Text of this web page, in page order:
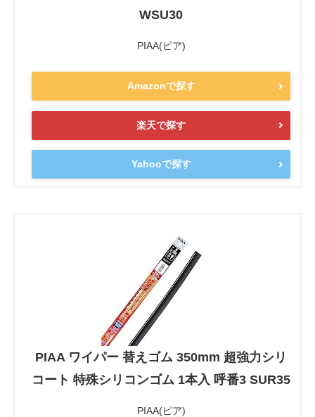
WSU30
PIAA(ピア)
Amazonで探す
楽天で探す
Yahooで探す
PIAA ワイパー 替えゴム 350mm 超強力シリ
コート 特殊シリコンゴム 1本入 呼番3 SUR35
PIAA(ピア)